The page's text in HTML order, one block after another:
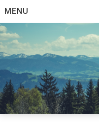
to
content
MENU